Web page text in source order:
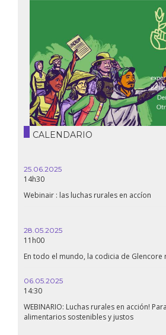
CALENDARIO
25.06.2025
14h30
Webinair : las luchas rurales en accíon
28.05.2025
11h00
En todo el mundo, la codicia de Glencore
06.05.2025
14:30
WEBINARIO: Luchas rurales en acción!
alimentarios sostenibles y justos